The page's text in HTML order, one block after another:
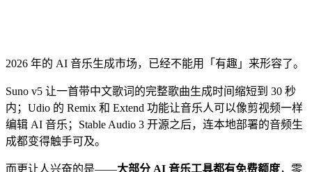
2026 年的 AI 音乐生成市场，已经不能用「有趣」来形容了。
Suno v5 让一首带中文歌词的完整歌曲生成时间缩短到 30 秒
内；Udio 的 Remix 和 Extend 功能让音乐人可以像剪视频一样
编辑 AI 音乐；Stable Audio 3 开源之后，连本地部署的音频生
成都变得触手可及。
而更让人兴奋的是——大部分 AI 音乐工具都有免费额度，零